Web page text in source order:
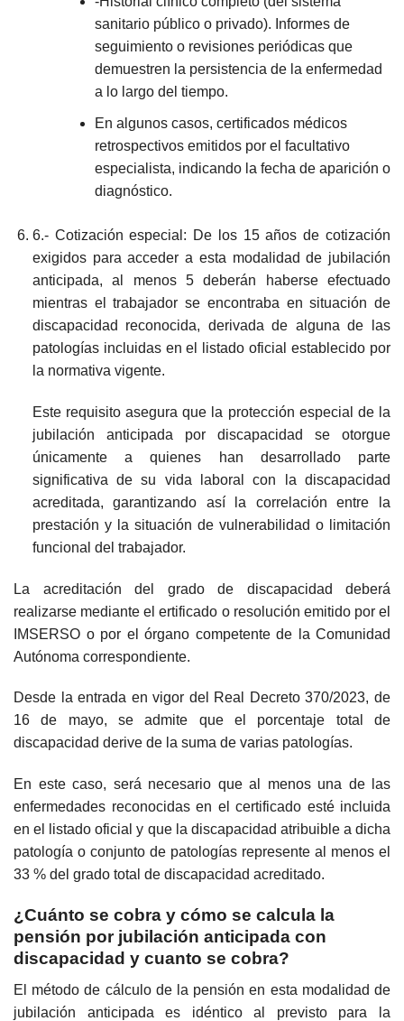
sanitario público o privado). Informes de
seguimiento o revisiones periódicas que
demuestren la persistencia de la enfermedad
a lo largo del tiempo.
En algunos casos, certificados médicos
retrospectivos emitidos por el facultativo
especialista, indicando la fecha de aparición o
diagnóstico.
6.- Cotización especial: De los 15 años de cotización
exigidos para acceder a esta modalidad de jubilación
anticipada, al menos 5 deberán haberse efectuado
mientras el trabajador se encontraba en situación de
discapacidad reconocida, derivada de alguna de las
patologías incluidas en el listado oficial establecido por
la normativa vigente.
Este requisito asegura que la protección especial de la
jubilación anticipada por discapacidad se otorgue
únicamente a quienes han desarrollado parte
significativa de su vida laboral con la discapacidad
acreditada, garantizando así la correlación entre la
prestación y la situación de vulnerabilidad o limitación
funcional del trabajador.
La acreditación del grado de discapacidad deberá
realizarse mediante el ertificado o resolución emitido por el
IMSERSO o por el órgano competente de la Comunidad
Autónoma correspondiente.
Desde la entrada en vigor del Real Decreto 370/2023, de
16 de mayo, se admite que el porcentaje total de
discapacidad derive de la suma de varias patologías.
En este caso, será necesario que al menos una de las
enfermedades reconocidas en el certificado esté incluida
en el listado oficial y que la discapacidad atribuible a dicha
patología o conjunto de patologías represente al menos el
33 % del grado total de discapacidad acreditado.
¿Cuánto se cobra y cómo se calcula la
pensión por jubilación anticipada con
discapacidad y cuanto se cobra?
El método de cálculo de la pensión en esta modalidad de
jubilación anticipada es idéntico al previsto para la